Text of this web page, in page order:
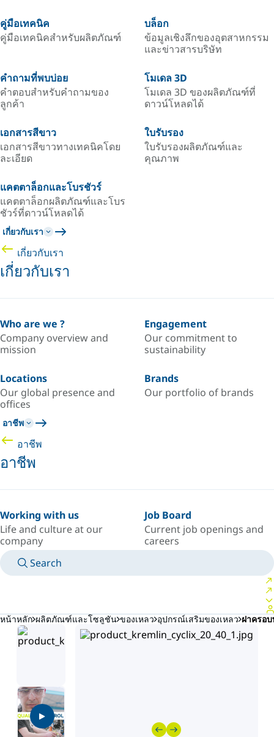
คู่มือเทคนิค
คู่มือเทคนิคสำหรับผลิตภัณฑ์
บล็อก
ข้อมูลเชิงลึกของอุตสาหกรรม
และข่าวสารบริษัท
คำถามที่พบบ่อย
คำตอบสำหรับคำถามของ
ลูกค้า
โมเดล 3D
โมเดล 3D ของผลิตภัณฑ์ที่
ดาวน์โหลดได้
เอกสารสีขาว
เอกสารสีขาวทางเทคนิคโดย
ละเอียด
ใบรับรอง
ใบรับรองผลิตภัณฑ์และ
คุณภาพ
แคตตาล็อกและโบรชัวร์
แคตตาล็อกผลิตภัณฑ์และโบร
ชัวร์ที่ดาวน์โหลดได้
เกี่ยวกับเรา
เกี่ยวกับเรา
เกี่ยวกับเรา
Who are we ?
Company overview and
mission
Engagement
Our commitment to
sustainability
Locations
Our global presence and
offices
Brands
Our portfolio of brands
อาชีพ
อาชีพ
อาชีพ
Working with us
Life and culture at our
company
Job Board
Current job openings and
careers
Search
หน้าหลัก ผลิตภัณฑ์และโซลูชัน ของเหลว อุปกรณ์เสริมของเหลว ฝาครอ